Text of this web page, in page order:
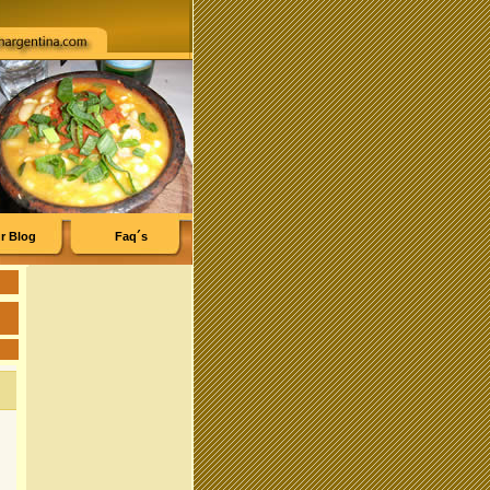
Faq´s
Blog